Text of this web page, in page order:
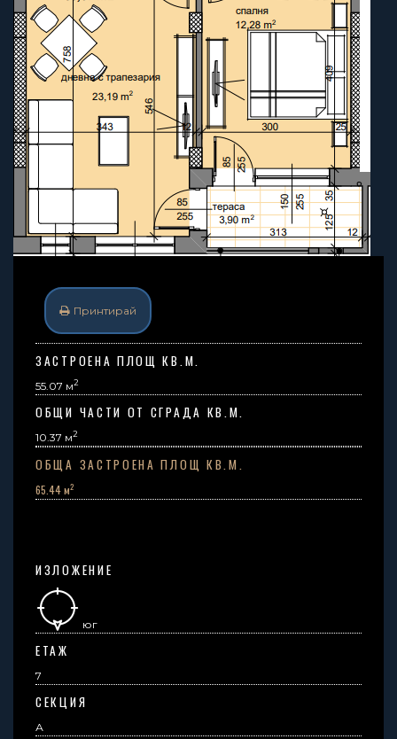
Принтирай
ЗАСТРОЕНА ПЛОЩ КВ.М.
55.07 м2
ОБЩИ ЧАСТИ ОТ СГРАДА КВ.М.
10.37 м2
ОБЩА ЗАСТРОЕНА ПЛОЩ КВ.М.
65.44 м2
ИЗЛОЖЕНИЕ
юг
ЕТАЖ
7
СЕКЦИЯ
А